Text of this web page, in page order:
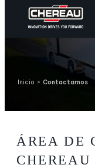
Saltar
contenido
Inicio > Contactarnos
ÁREA DE
CHEREAU